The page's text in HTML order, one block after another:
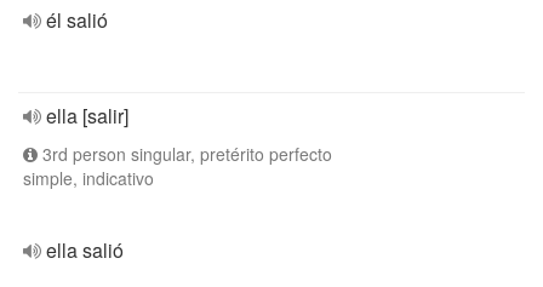
él salió
ella [salir]
3rd person singular, pretérito perfecto
simple, indicativo
ella salió